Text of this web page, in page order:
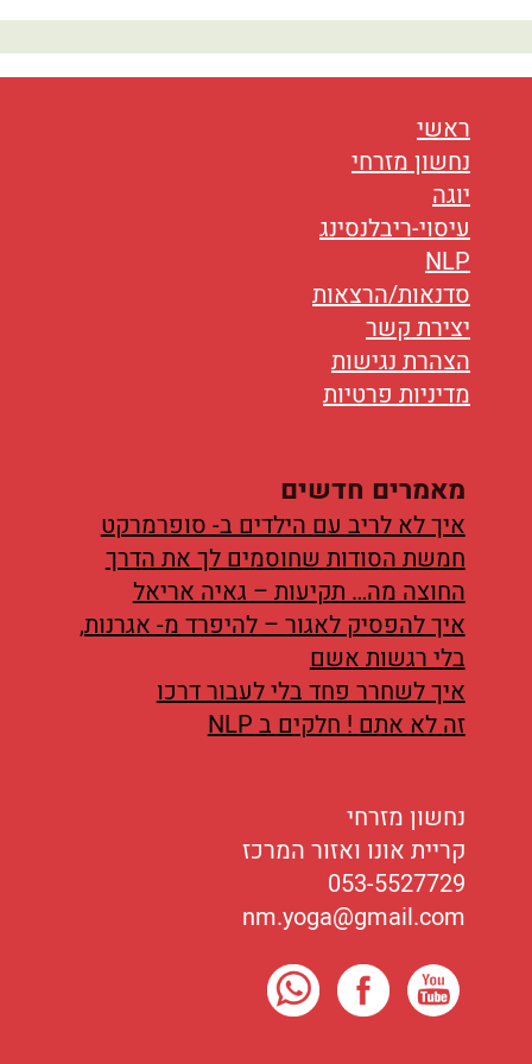
אורח חיים
בריאות
תזונה
טיפולים
עיסוי
ראשי
נחשון מזרחי
יוגה
עיסוי-ריבלנסינג
NLP
סדנאות/הרצאות
יצירת קשר
הצהרת נגישות
מדיניות פרטיות
מאמרים חדשים
איך לא לריב עם הילדים ב- סופרמרקט
חמשת הסודות שחוסמים לך את הדרך
החוצה מה… תקיעות – גאיה אריאל
איך להפסיק לאגור – להיפרד מ- אגרנות,
בלי רגשות אשם
איך לשחרר פחד בלי לעבור דרכו
זה לא אתם ! חלקים ב NLP
נחשון מזרחי
קריית אונו ואזור המרכז
053-5527729
nm.yoga@gmail.com